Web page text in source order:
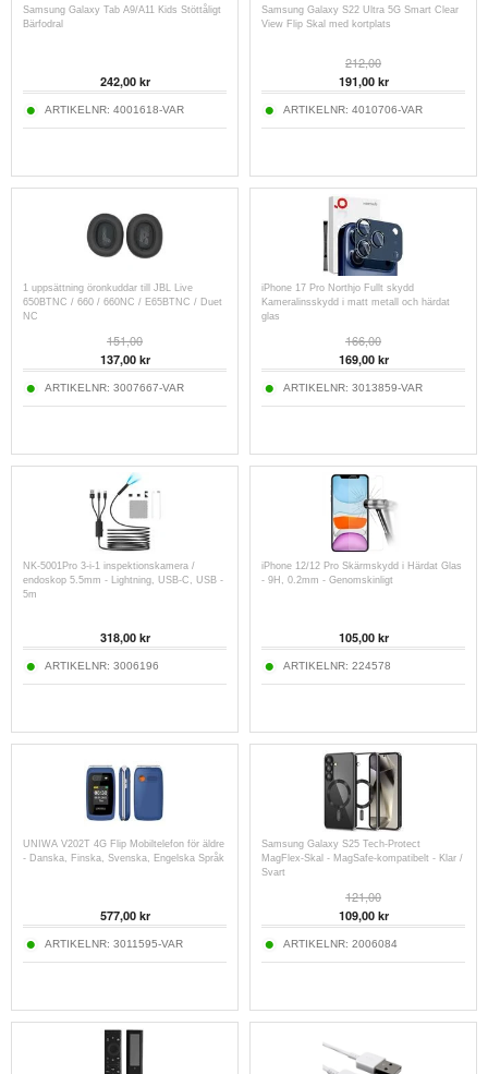
Samsung Galaxy Tab A9/A11 Kids Stöttåligt
Bärfodral
242,00 kr
ARTIKELNR: 4001618-VAR
Samsung Galaxy S22 Ultra 5G Smart Clear
View Flip Skal med kortplats
212,00
191,00 kr
ARTIKELNR: 4010706-VAR
1 uppsättning öronkuddar till JBL Live
650BTNC / 660 / 660NC / E65BTNC / Duet
NC
151,00
137,00 kr
ARTIKELNR: 3007667-VAR
iPhone 17 Pro Northjo Fullt skydd
Kameralinsskydd i matt metall och härdat
glas
166,00
169,00 kr
ARTIKELNR: 3013859-VAR
NK-5001Pro 3-i-1 inspektionskamera /
endoskop 5.5mm - Lightning, USB-C, USB -
5m
318,00 kr
ARTIKELNR: 3006196
iPhone 12/12 Pro Skärmskydd i Härdat Glas
- 9H, 0.2mm - Genomskinligt
105,00 kr
ARTIKELNR: 224578
UNIWA V202T 4G Flip Mobiltelefon för äldre
- Danska, Finska, Svenska, Engelska Språk
577,00 kr
ARTIKELNR: 3011595-VAR
Samsung Galaxy S25 Tech-Protect
MagFlex-Skal - MagSafe-kompatibelt - Klar /
Svart
121,00
109,00 kr
ARTIKELNR: 2006084